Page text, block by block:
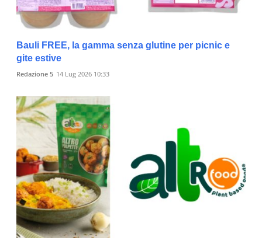
Bauli FREE, la gamma senza glutine per picnic e
gite estive
Redazione 5 14 Lug 2026 10:33